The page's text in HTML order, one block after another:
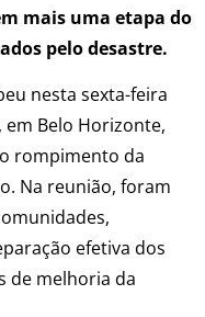
mais uma etapa do
pelo desastre.
nesta sexta-feira
em Belo Horizonte,
rompimento da
Na reunião, foram
efetiva dos
de melhoria da